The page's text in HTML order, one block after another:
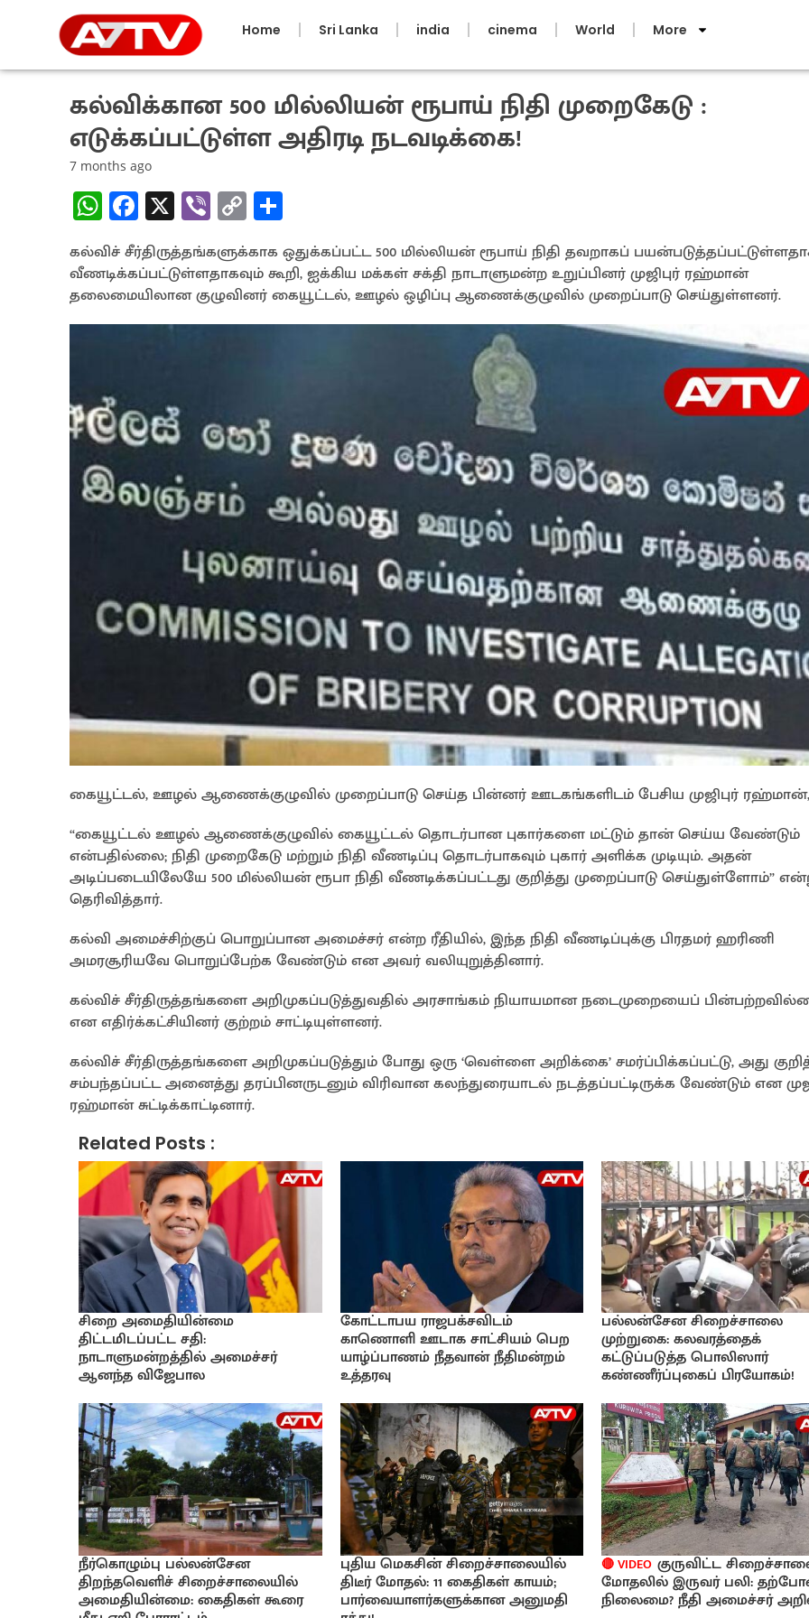
Home Sri Lanka india cinema World More
கல்விக்கான 500 மில்லியன் ரூபாய் நிதி முறைகேடு :
எடுக்கப்பட்டுள்ள அதிரடி நடவடிக்கை!
7 months ago
W
h
at
sA
p
Fa
ce
b
o
o
X Vi
b
er
C
o
py
Li
n
ar
e
கல்விச் சீர்திருத்தங்களுக்காக ஒதுக்கப்பட்ட 500 மில்லியன் ரூபாய் நிதி தவறாகப்
வீணடிக்கப்பட்டுள்ளதாகவும் கூறி, ஐக்கிய மக்கள் சக்தி நாடாளுமன்ற உறுப்பினர் முஜிபுர் ரஹ்மான்
தலைமையிலான குழுவினர் கையூட்டல், ஊழல் ஒழிப்பு ஆணைக்குழுவில் முறைப்பாடு செய்துள்ளனர்.
கையூட்டல், ஊழல் ஆணைக்குழுவில் முறைப்பாடு செய்த பின்னர் ஊடகங்களிடம் பேசிய முஜிபுர் ரஹ்மான்,
“கையூட்டல் ஊழல் ஆணைக்குழுவில் கையூட்டல் தொடர்பான புகார்களை மட்டும் தான் செய்ய வேண்டும்
என்பதில்லை; நிதி முறைகேடு மற்றும் நிதி வீணடிப்பு தொடர்பாகவும் புகார் அளிக்க முடியும். அதன்
அடிப்படையிலேயே 500 மில்லியன் ரூபா நிதி வீணடிக்கப்பட்டது குறித்து முறைப்பாடு செய்துள்ளோம்”
தெரிவித்தார்.
கல்வி அமைச்சிற்குப் பொறுப்பான அமைச்சர் என்ற ரீதியில், இந்த நிதி வீணடிப்புக்கு பிரதமர் ஹரிணி
அமரசூரியவே பொறுப்பேற்க வேண்டும் என அவர் வலியுறுத்தினார்.
கல்விச் சீர்திருத்தங்களை அறிமுகப்படுத்துவதில் அரசாங்கம் நியாயமான நடைமுறையைப்
என எதிர்க்கட்சியினர் குற்றம் சாட்டியுள்ளனர்.
கல்விச் சீர்திருத்தங்களை அறிமுகப்படுத்தும் போது ஒரு ‘வெள்ளை அறிக்கை’ சமர்ப்பிக்கப்பட்டு, அது
சம்பந்தப்பட்ட அனைத்து தரப்பினருடனும் விரிவான கலந்துரையாடல் நடத்தப்பட்டிருக்க வேண்டும் என
ரஹ்மான் சுட்டிக்காட்டினார்.
Related Posts :
சிறை அமைதியின்மை
திட்டமிடப்பட்ட சதி:
நாடாளுமன்றத்தில் அமைச்சர்
ஆனந்த விஜேபால
கோட்டாபய ராஜபக்சவிடம்
காணொளி ஊடாக சாட்சியம் பெற
யாழ்ப்பாணம் நீதவான் நீதிமன்றம்
உத்தரவு
பல்லன்சேன சிறைச்சாலை
முற்றுகை: கலவரத்தைக்
கட்டுப்படுத்த பொலிஸார்
கண்ணீர்ப்புகைப் பிரயோகம்!
நீர்கொழும்பு பல்லன்சேன
திறந்தவெளிச் சிறைச்சாலையில்
அமைதியின்மை: கைதிகள் கூரை
புதிய மெகசின் சிறைச்சாலையில்
திடீர் மோதல்: 11 கைதிகள் காயம்;
பார்வையாளர்களுக்கான அனுமதி
🔴 VIDEOகுருவிட்ட
மோதலில் இருவர் பலி:
நிலைமை? நீதி அமைச்சர்